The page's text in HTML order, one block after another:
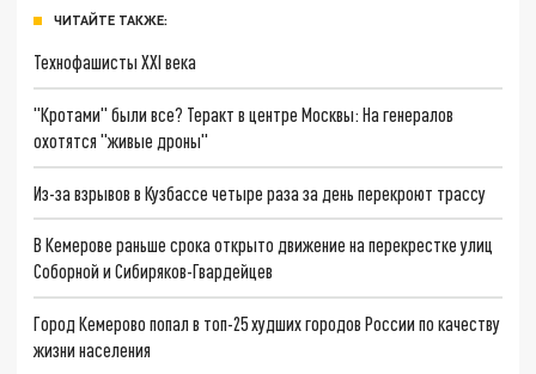
ЧИТАЙТЕ ТАКЖЕ:
Технофашисты XXI века
"Кротами" были все? Теракт в центре Москвы: На генералов
охотятся "живые дроны"
Из-за взрывов в Кузбассе четыре раза за день перекроют трассу
В Кемерове раньше срока открыто движение на перекрестке улиц
Соборной и Сибиряков-Гвардейцев
Город Кемерово попал в топ-25 худших городов России по качеству
жизни населения